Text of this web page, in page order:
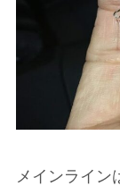
メインライン